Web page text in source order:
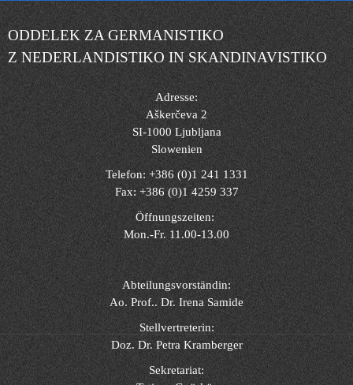
ODDELEK ZA GERMANISTIKO
Z NEDERLANDISTIKO IN SKANDINAVISTIKO
Adresse:
Aškerčeva 2
SI-1000 Ljubljana
Slowenien
Telefon: +386 (0)1 241 1331
Fax: +386 (0)1 4259 337
Öffnungszeiten:
Mon.-Fr. 11.00-13.00
Abteilungsvorständin:
Ao. Prof.. Dr. Irena Samide
Stellvertreterin:
Doz. Dr. Petra Kramberger
Sekretariat: